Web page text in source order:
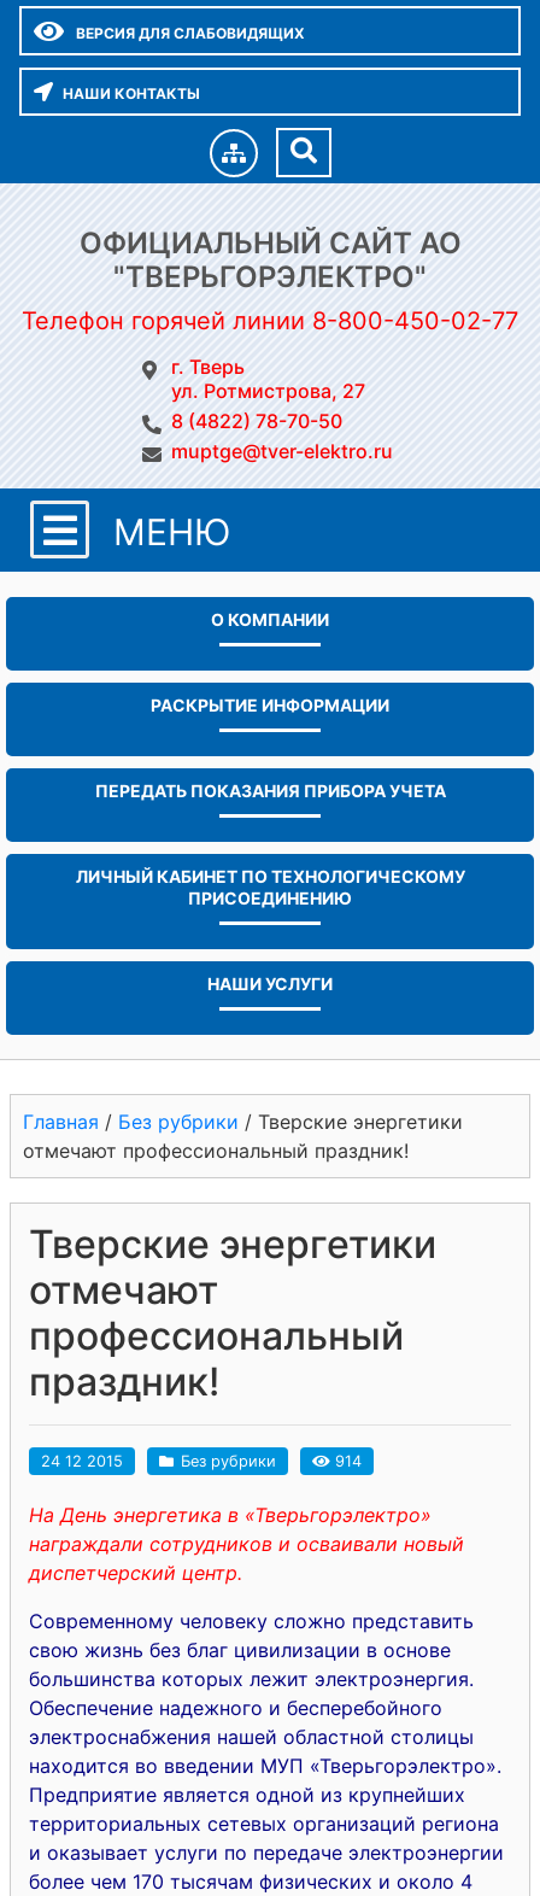
ВЕРСИЯ ДЛЯ СЛАБОВИДЯЩИХ
НАШИ КОНТАКТЫ
ОФИЦИАЛЬНЫЙ САЙТ АО
"ТВЕРЬГОРЭЛЕКТРО"
Телефон горячей линии 8-800-450-02-77
г. Тверь
ул. Ротмистрова, 27
8 (4822) 78-70-50
muptge@tver-elektro.ru
МЕНЮ
О КОМПАНИИ
РАСКРЫТИЕ ИНФОРМАЦИИ
ПЕРЕДАТЬ ПОКАЗАНИЯ ПРИБОРА УЧЕТА
ЛИЧНЫЙ КАБИНЕТ ПО ТЕХНОЛОГИЧЕСКОМУ
ПРИСОЕДИНЕНИЮ
НАШИ УСЛУГИ
Главная / Без рубрики / Тверские энергетики
отмечают профессиональный праздник!
Тверские энергетики
отмечают
профессиональный
праздник!
24 12 2015 Без рубрики 914
На День энергетика в «Тверьгорэлектро»
награждали сотрудников и осваивали новый
диспетчерский центр.
Современному человеку сложно представить
свою жизнь без благ цивилизации в основе
большинства которых лежит электроэнергия.
Обеспечение надежного и бесперебойного
электроснабжения нашей областной столицы
находится во введении МУП «Тверьгорэлектро».
Предприятие является одной из крупнейших
территориальных сетевых организаций региона
и оказывает услуги по передаче электроэнергии
более чем 170 тысячам физических и около 4